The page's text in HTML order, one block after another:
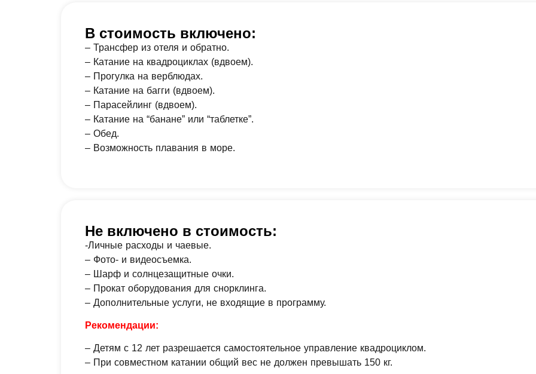
В стоимость включено:
– Трансфер из отеля и обратно.
– Катание на квадроциклах (вдвоем).
– Прогулка на верблюдах.
– Катание на багги (вдвоем).
– Парасейлинг (вдвоем).
– Катание на “банане” или “таблетке”.
– Обед.
– Возможность плавания в море.
Не включено в стоимость:
-Личные расходы и чаевые.
– Фото- и видеосъемка.
– Шарф и солнцезащитные очки.
– Прокат оборудования для снорклинга.
– Дополнительные услуги, не входящие в программу.
Рекомендации:
– Детям с 12 лет разрешается самостоятельное управление квадроциклом.
– При совместном катании общий вес не должен превышать 150 кг.